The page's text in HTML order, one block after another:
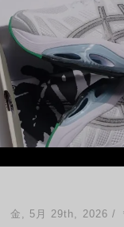
金, 5月 29th, 2026 /